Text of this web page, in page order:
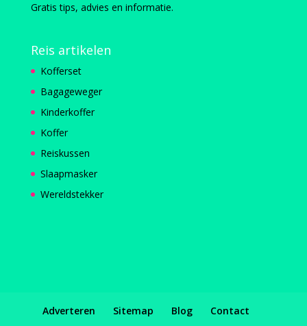
Gratis tips, advies en informatie.
Reis artikelen
Kofferset
Bagageweger
Kinderkoffer
Koffer
Reiskussen
Slaapmasker
Wereldstekker
Adverteren Sitemap Blog Contact